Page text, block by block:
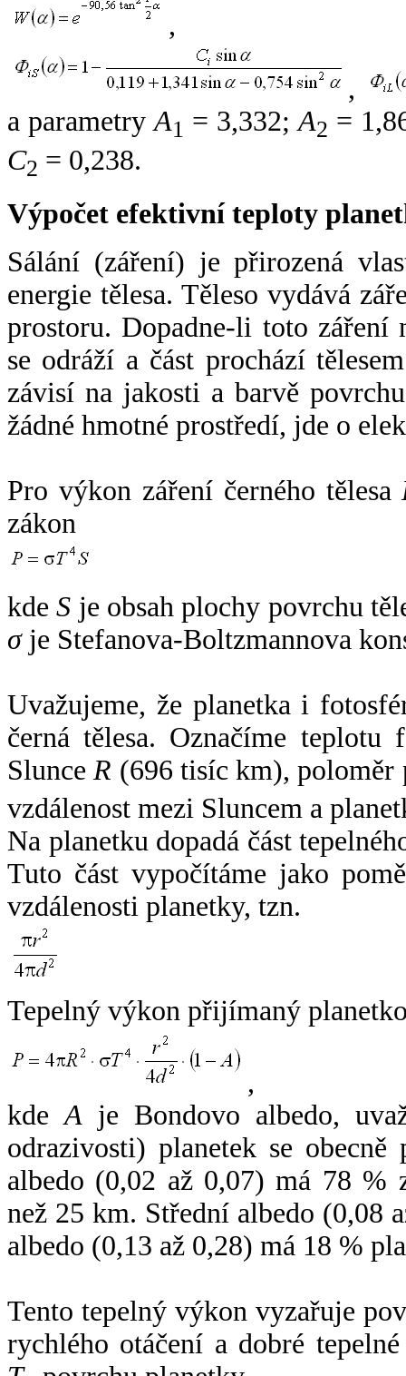
,
,
a parametryA1 = 3,332;A2 =
C2 = 0,238.
Výpočet efektivní teploty
Sálání (záření) je přirozená
energie tělesa. Těleso vydává
prostoru. Dopadne-li toto záření
se odráží a část prochází
závisí na jakosti a barvě
žádné hmotné prostředí, jde o
Pro výkon záření černého tělesa
zákon
kdeS je obsah plochy povrchu
σje Stefanova-Boltzmannova
Uvažujeme, že planetka i
černá tělesa. Označíme
SlunceR (696 tisíc km),
vzdálenost mezi Sluncem a
Na planetku dopadá část
Tuto část vypočítáme jako
vzdálenosti planetky, tzn.
Tepelný výkon přijímaný
,
kdeA je Bondovo albedo,
odrazivosti) planetek se
albedo (0,02 až 0,07) má 78 %
než 25 km. Střední albedo (0,08
albedo (0,13 až 0,28) má 18 %
Tento tepelný výkon vyzařuje
rychlého otáčení a dobré